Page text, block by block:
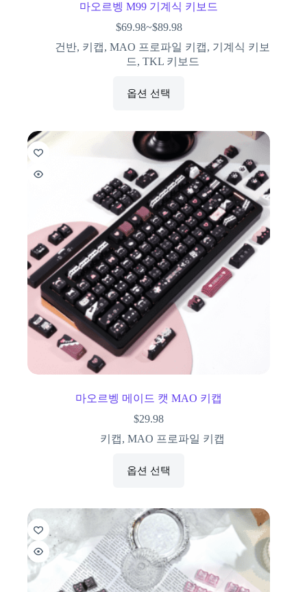
마오르벵 M99 기계식 키보드
$69.98~$89.98
건반, 키캡,MAO 프로파일 키캡, 기계식 키보
드, TKL 키보드
옵션 선택
마오르벵 메이드 캣 MAO 키캡
$29.98
키캡,MAO 프로파일 키캡
옵션 선택